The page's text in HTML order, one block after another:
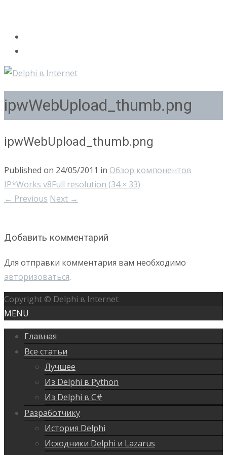
ipwWebUpload_thumb.png
ipwWebUpload_thumb.png
Published on 24/05/2011 in Обзор компонентов
IP*Works v8Full resolution (34 × 33)
← Previous Next →
Добавить комментарий
Для отправки комментария вам необходимо
авторизоваться.
Copyright © Delphi в Internet
MENU
Главная
Все статьи
Лучшее
Из Delphi в Python
Из Delphi в C#
Разработчику
История Delphi
Исходники Delphi и Lazarus